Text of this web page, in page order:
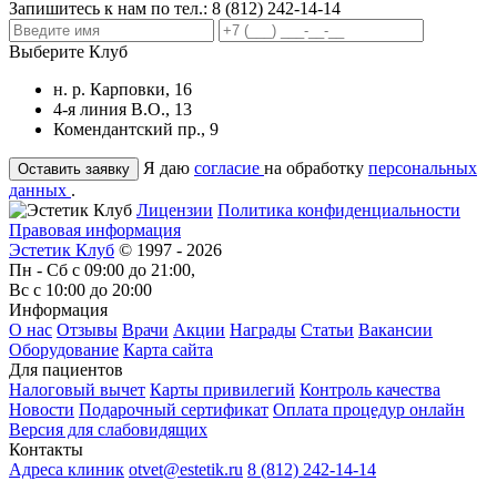
Запишитесь к нам по тел.: 8 (812) 242-14-14
Выберите Клуб
н. р. Карповки, 16
4-я линия В.О., 13
Комендантский пр., 9
Я даю согласие на обработку персональных
данных .
Лицензии Политика конфиденциальности
Правовая информация
Эстетик Клуб © 1997 - 2026
Пн - Сб с 09:00 до 21:00,
Вс с 10:00 до 20:00
Информация
О нас Отзывы Врачи Акции Награды Статьи Вакансии
Оборудование Карта сайта
Для пациентов
Налоговый вычет Карты привилегий Контроль качества
Новости Подарочный сертификат Оплата процедур онлайн
Версия для слабовидящих
Контакты
Адреса клиник otvet@estetik.ru 8 (812) 242-14-14